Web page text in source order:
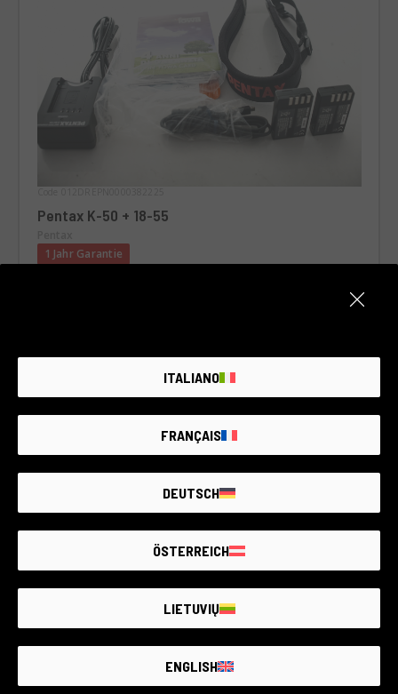
Pentax K-50 + 18-55
1 Jahr Garantie
€320
ITALIANO
FRANÇAIS
DEUTSCH
ÖSTERREICH
LIETUVIŲ
ENGLISH